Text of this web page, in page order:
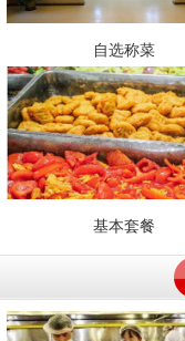
自选称菜
基本套餐